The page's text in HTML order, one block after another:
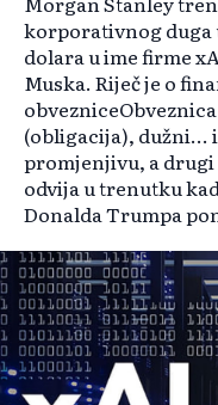
korporativnog
dolara u ime firme
Muska. Riječ je o
(obligacija), dužni...
promjenjivu, a drugi
odvija u trenutku
Donalda Trumpa